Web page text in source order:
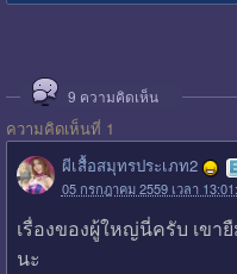
9 ความคิดเห็น
ความคิดเห็นที่ 1
ผีเสื้อสมุทรประเภท2
05 กรกฎาคม 2559 เวลา
เรื่องของผู้ใหญ่นี่ครับ เข
นะ